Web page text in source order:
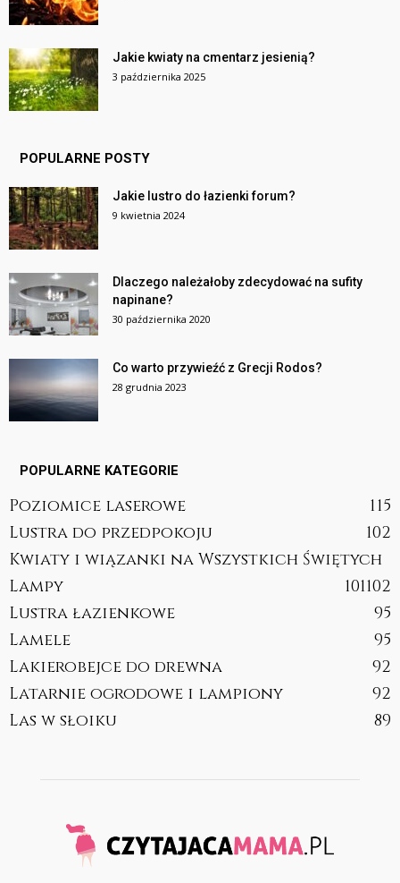
Jakie kwiaty na cmentarz jesienią?
3 października 2025
POPULARNE POSTY
Jakie lustro do łazienki forum?
9 kwietnia 2024
Dlaczego należałoby zdecydować na sufity
napinane?
30 października 2020
Co warto przywieźć z Grecji Rodos?
28 grudnia 2023
POPULARNE KATEGORIE
Poziomice laserowe
115
Lustra do przedpokoju
102
Kwiaty i wiązanki na Wszystkich Świętych
102
Lampy
101
Lustra łazienkowe
95
Lamele
95
Lakierobejce do drewna
92
Latarnie ogrodowe i lampiony
92
Las w słoiku
89